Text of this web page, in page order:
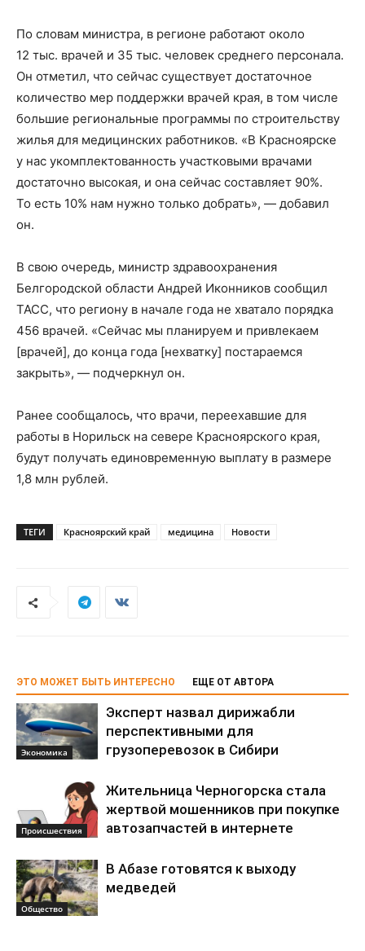
По словам министра, в регионе работают около
12 тыс. врачей и 35 тыс. человек среднего персонала.
Он отметил, что сейчас существует достаточное
количество мер поддержки врачей края, в том числе
большие региональные программы по строительству
жилья для медицинских работников. «В Красноярске
у нас укомплектованность участковыми врачами
достаточно высокая, и она сейчас составляет 90%.
То есть 10% нам нужно только добрать», — добавил
он.
В свою очередь, министр здравоохранения
Белгородской области Андрей Иконников сообщил
ТАСС, что региону в начале года не хватало порядка
456 врачей. «Сейчас мы планируем и привлекаем
[врачей], до конца года [нехватку] постараемся
закрыть», — подчеркнул он.
Ранее сообщалось, что врачи, переехавшие для
работы в Норильск на севере Красноярского края,
будут получать единовременную выплату в размере
1,8 млн рублей.
ТЕГИ Красноярский край медицина Новости
ЭТО МОЖЕТ БЫТЬ ИНТЕРЕСНО ЕЩЕ ОТ АВТОРА
Экономика
Эксперт назвал дирижабли
перспективными для
грузоперевозок в Сибири
Происшествия
Жительница Черногорска стала
жертвой мошенников при покупке
автозапчастей в интернете
Общество
В Абазе готовятся к выходу
медведей